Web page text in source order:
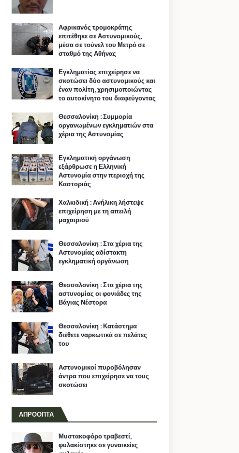
Αφρικανός τρομοκράτης
επιτέθηκε σε Αστυνομικούς,
μέσα σε τούνελ του Μετρό σε
σταθμό της Αθήνας
Εγκληματίας επιχείρησε να
σκοτώσει δύο αστυνομικούς και
έναν πολίτη, χρησιμοποιώντας
το αυτοκίνητο του διαφεύγοντας
Θεσσαλονίκη : Συμμορία
οργανωμένων εγκληματιών στα
χέρια της Αστυνομίας
Εγκληματική οργάνωση
εξάρθρωσε η Ελληνική
Αστυνομία στην περιοχή της
Καστοριάς
Χαλκιδική : Ανήλικη λήστεψε
επιχείρηση με τη απειλή
μαχαιριού
Θεσσαλονίκη : Στα χέρια της
Αστυνομίας αδίστακτη
εγκληματική οργάνωση
Θεσσαλονίκη : Στα χέρια της
αστυνομίας οι φονιάδες της
Βάγιας Νέστορα
Θεσσαλονίκη : Κατάστημα
διέθετε ναρκωτικά σε πελάτες
του
Αστυνομικοί πυροβόλησαν
άντρα που επιχείρησε να τους
σκοτώσει
ΑΠΡΟΟΠΤΑ
Μυστακοφόρο τραβεστί,
φυλακίστηκε σε γυναικείες